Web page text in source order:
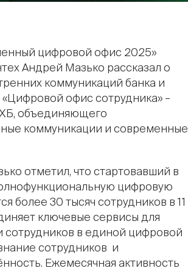
цифровой офис 2025»
Андрей Мазько рассказал о
коммуникаций банка и
офис сотрудника» –
объединяющего
коммуникации и современные
отметил, что стартовавший в
цифровую
более 30 тысяч сотрудников в 11
ключевые сервисы для
сотрудников в единой цифровой
сотрудников и
Ежемесячная активность